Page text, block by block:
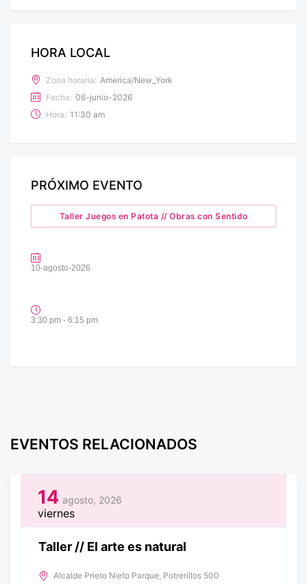
HORA LOCAL
Zona horaria: America/New_York
Fecha: 06-junio-2026
Hora: 11:30 am
PRÓXIMO EVENTO
Taller Juegos en Patota // Obras con Sentido
10-agosto-2026
3:30 pm - 6:15 pm
EVENTOS RELACIONADOS
14 agosto, 2026
viernes
Taller // El arte es natural
Alcalde Prieto Nieto Parque, Potrerillos 500